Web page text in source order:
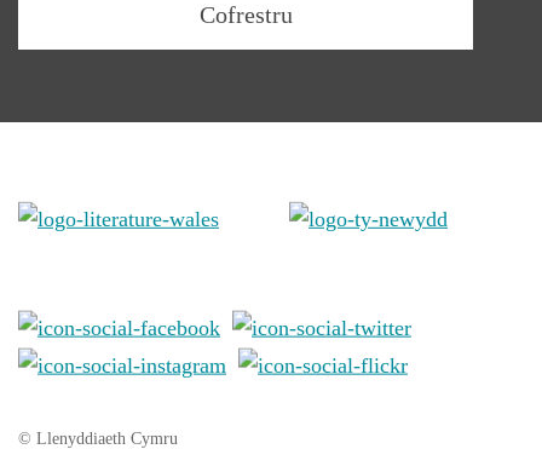
© Llenyddiaeth Cymru